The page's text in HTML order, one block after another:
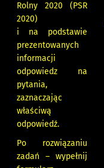
Rolny 2020 (PSR
2020)
i na podstawie
prezentowanych
informacji
odpowiedz na
pytania,
zaznaczając
właściwą
odpowiedź.
Po rozwiązaniu
zadań – wypełnij